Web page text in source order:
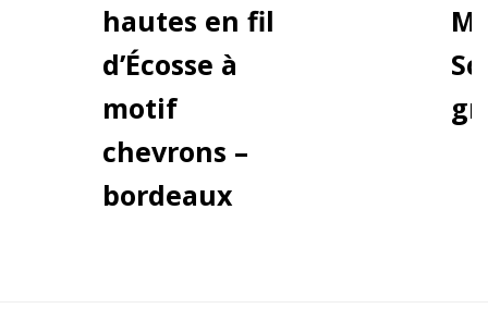
hautes en fil
d’Écosse à
motif
chevrons –
bordeaux